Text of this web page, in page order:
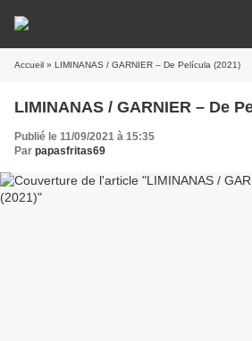
Accueil » LIMINANAS / GARNIER – De Película (2021)
LIMINANAS / GARNIER – De
Publié le 11/09/2021 à 15:35
Par papasfritas69